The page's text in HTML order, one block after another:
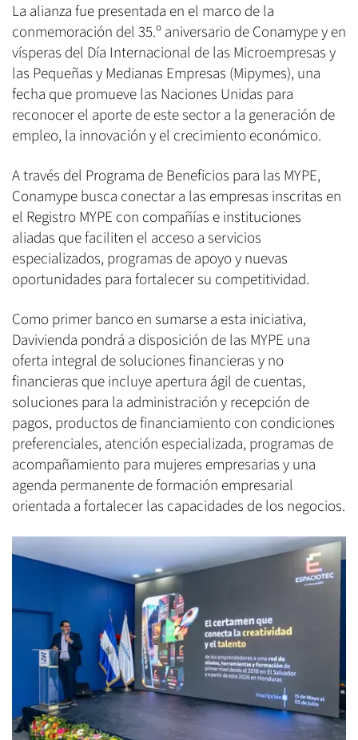
La alianza fue presentada en el marco de la
conmemoración del 35.º aniversario de Conamype y en
vísperas del Día Internacional de las Microempresas y
las Pequeñas y Medianas Empresas (Mipymes), una
fecha que promueve las Naciones Unidas para
reconocer el aporte de este sector a la generación de
empleo, la innovación y el crecimiento económico.
A través del Programa de Beneficios para las MYPE,
Conamype busca conectar a las empresas inscritas en
el Registro MYPE con compañías e instituciones
aliadas que faciliten el acceso a servicios
especializados, programas de apoyo y nuevas
oportunidades para fortalecer su competitividad.
Como primer banco en sumarse a esta iniciativa,
Davivienda pondrá a disposición de las MYPE una
oferta integral de soluciones financieras y no
financieras que incluye apertura ágil de cuentas,
soluciones para la administración y recepción de
pagos, productos de financiamiento con condiciones
preferenciales, atención especializada, programas de
acompañamiento para mujeres empresarias y una
agenda permanente de formación empresarial
orientada a fortalecer las capacidades de los negocios.